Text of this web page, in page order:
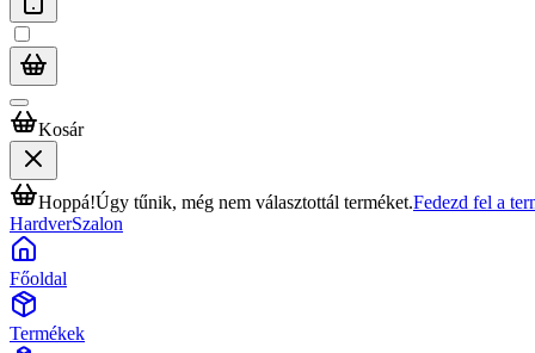
Kosár
Hoppá!Úgy tűnik, még nem választottál terméket.Fedezd fel a
HardverSzalon
Főoldal
Termékek